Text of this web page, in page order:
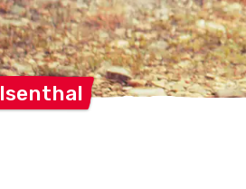
Isenthal